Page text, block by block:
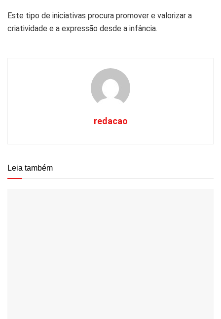
Este tipo de iniciativas procura promover e valorizar a
criatividade e a expressão desde a infância.
redacao
Leia também